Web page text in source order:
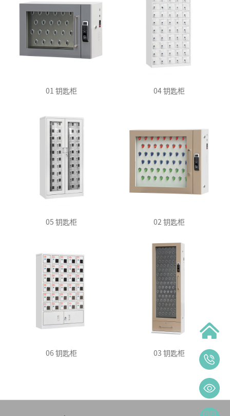
01 钥匙柜 04 钥匙柜
05 钥匙柜 02 钥匙柜
06 钥匙柜 03 钥匙柜